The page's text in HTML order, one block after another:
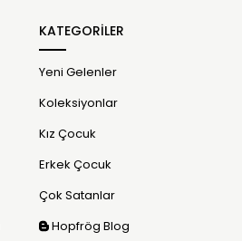
KATEGORİLER
Yeni Gelenler
Koleksiyonlar
Kız Çocuk
Erkek Çocuk
Çok Satanlar
Hopfrög Blog